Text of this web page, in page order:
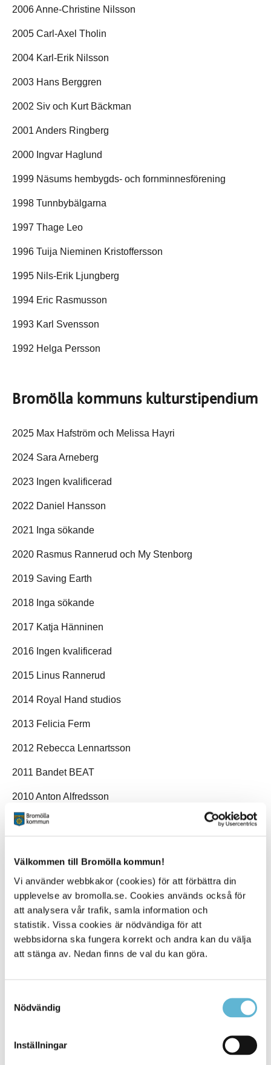
Välkommen till Bromölla kommun!
Vi använder webbkakor (cookies) för att förbättra din
upplevelse av bromolla.se. Cookies används också för
att analysera vår trafik, samla information och
statistik. Vissa cookies är nödvändiga för att
webbsidorna ska fungera korrekt och andra kan du välja
att stänga av. Nedan finns de val du kan göra.
Nödvändig
Inställningar
2006 Anne-Christine Nilsson
2005 Carl-Axel Tholin
2004 Karl-Erik Nilsson
2003 Hans Berggren
2002 Siv och Kurt Bäckman
2001 Anders Ringberg
2000 Ingvar Haglund
1999 Näsums hembygds- och fornminnesförening
1998 Tunnbybälgarna
1997 Thage Leo
1996 Tuija Nieminen Kristoffersson
1995 Nils-Erik Ljungberg
1994 Eric Rasmusson
1993 Karl Svensson
1992 Helga Persson
Bromölla kommuns kulturstipendium
2025 Max Hafström och Melissa Hayri
2024 Sara Arneberg
2023 Ingen kvalificerad
2022 Daniel Hansson
2021 Inga sökande
2020 Rasmus Rannerud och My Stenborg
2019 Saving Earth
2018 Inga sökande
2017 Katja Hänninen
2016 Ingen kvalificerad
2015 Linus Rannerud
2014 Royal Hand studios
2013 Felicia Ferm
2012 Rebecca Lennartsson
2011 Bandet BEAT
2010 Anton Alfredsson
2009 Joel Karlsson
2006 Rock BabeZ
2005 AnnaMia Olvmyr
2004 Christine Ottoson och Jonna Sandberg
2001 Charlotte Centervall och Linda Karlsson